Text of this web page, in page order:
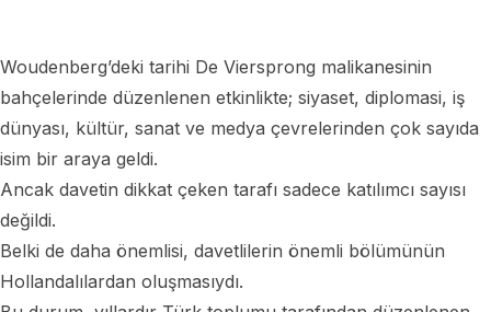
Woudenberg’deki tarihi De Viersprong malikanesinin
bahçelerinde düzenlenen etkinlikte; siyaset, diplomasi, iş
dünyası, kültür, sanat ve medya çevrelerinden çok sayıda
isim bir araya geldi.
Ancak davetin dikkat çeken tarafı sadece katılımcı sayısı
değildi.
Belki de daha önemlisi, davetlilerin önemli bölümünün
Hollandalılardan oluşmasıydı.